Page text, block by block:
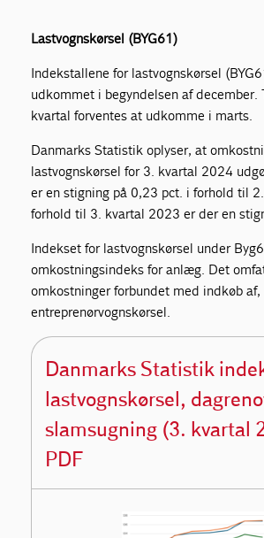
Lastvognskørsel (BYG61)
Indekstallene for lastvognskørsel
udkommet i begyndelsen af december.
kvartal forventes at udkomme i marts.
Danmarks Statistik oplyser, at
lastvognskørsel for 3. kvartal 2024
er en stigning på 0,23 pct. i forhold til
forhold til 3. kvartal 2023 er der en
Indekset for lastvognskørsel under
omkostningsindeks for anlæg. Det
omkostninger forbundet med indkøb af,
entreprenørvognskørsel.
Danmarks Statistik
lastvognskørsel,
slamsugning (3. kvartal
PDF